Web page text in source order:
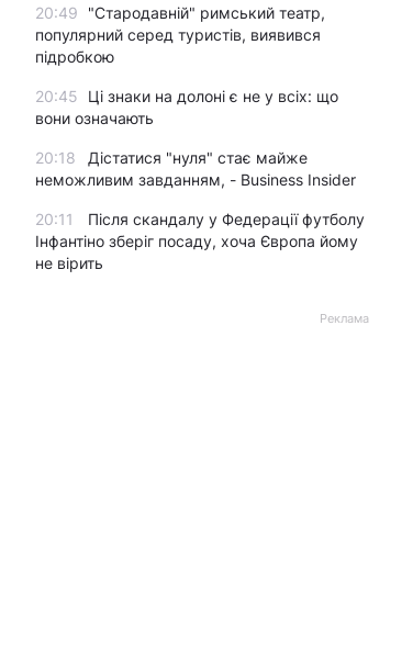
20:49
"Стародавній" римський театр,
популярний серед туристів, виявився
підробкою
20:45
Ці знаки на долоні є не у всіх: що
вони означають
20:18
Дістатися "нуля" стає майже
неможливим завданням, - Business Insider
20:11
Після скандалу у Федерації футболу
Інфантіно зберіг посаду, хоча Європа йому
не вірить
Реклама